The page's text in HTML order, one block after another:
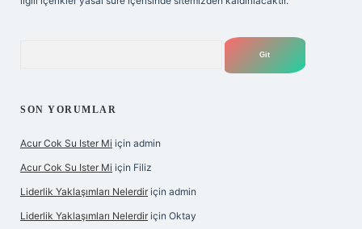
SON YORUMLAR
Acur Cok Su Ister Mi için admin
Acur Cok Su Ister Mi için Filiz
Liderlik Yaklaşımları Nelerdir için admin
Liderlik Yaklaşımları Nelerdir için Oktay